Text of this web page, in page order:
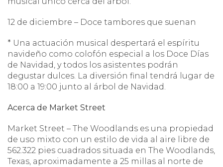
12 de diciembre – Doce tambores que suenan
* Una actuación musical despertará el espíritu
navideño como colofón especial a los Doce Días
de Navidad, y todos los asistentes podrán
degustar dulces. La diversión final tendrá lugar de
18:00 a 19:00 junto al árbol de Navidad.
Acerca de Market Street
Market Street – The Woodlands es una propiedad
de uso mixto con un estilo de vida al aire libre de
562.322 pies cuadrados situada en The Woodlands,
Texas, aproximadamente a 25 millas al norte de